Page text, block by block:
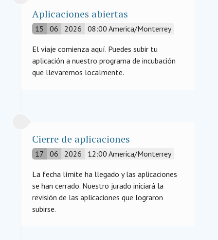
Aplicaciones abiertas
15 06 2026 08:00 America/Monterrey
El viaje comienza aquí. Puedes subir tu
aplicación a nuestro programa de incubación
que llevaremos localmente.
Cierre de aplicaciones
17 06 2026 12:00 America/Monterrey
La fecha límite ha llegado y las aplicaciones
se han cerrado. Nuestro jurado iniciará la
revisión de las aplicaciones que lograron
subirse.